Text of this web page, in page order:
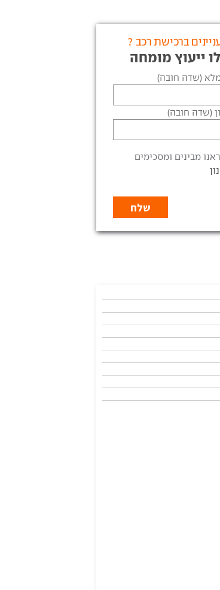
ברכישת רכב ?
ייעוץ מומחה
(שדה חובה)
(שדה חובה)
מבינים ומסכימים